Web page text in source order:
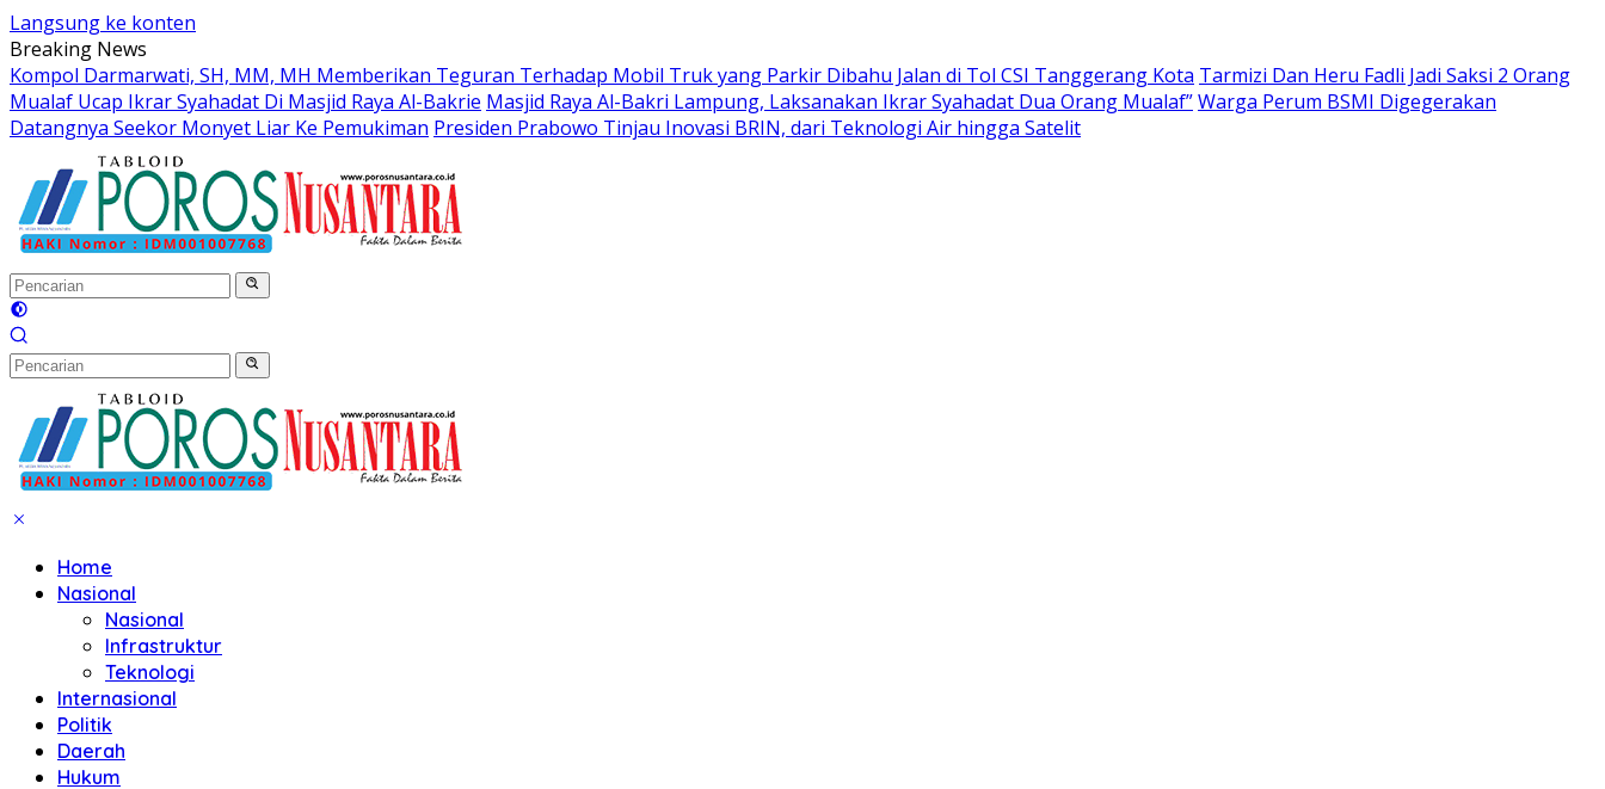
Langsung ke konten
Breaking News
Kompol Darmarwati, SH, MM, MH Memberikan Teguran Terhadap Mobil Truk yang Parkir Dibahu Jalan di Tol CSI Tanggerang Kota Tarmizi Dan Heru Fadli Jadi Saksi 2 Orang
Mualaf Ucap Ikrar Syahadat Di Masjid Raya Al-Bakrie Masjid Raya Al-Bakri Lampung, Laksanakan Ikrar Syahadat Dua Orang Mualaf”Warga Perum BSMI Digegerakan
Datangnya Seekor Monyet Liar Ke Pemukiman Presiden Prabowo Tinjau Inovasi BRIN, dari Teknologi Air hingga Satelit
Home
Nasional
Nasional
Infrastruktur
Teknologi
Internasional
Politik
Daerah
Hukum